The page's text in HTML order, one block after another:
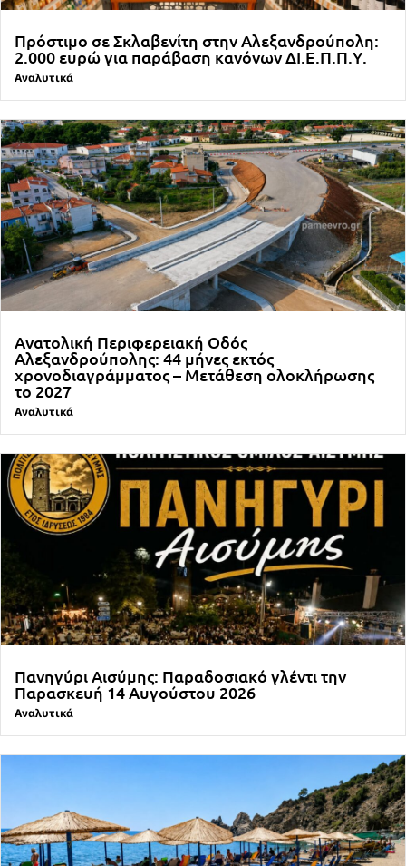
Πρόστιμο σε Σκλαβενίτη στην Αλεξανδρούπολη:
2.000 ευρώ για παράβαση κανόνων ΔΙ.Ε.Π.Π.Υ.
Αναλυτικά
Ανατολική Περιφερειακή Οδός
Αλεξανδρούπολης: 44 μήνες εκτός
χρονοδιαγράμματος – Μετάθεση ολοκλήρωσης
το 2027
Αναλυτικά
Πανηγύρι Αισύμης: Παραδοσιακό γλέντι την
Παρασκευή 14 Αυγούστου 2026
Αναλυτικά